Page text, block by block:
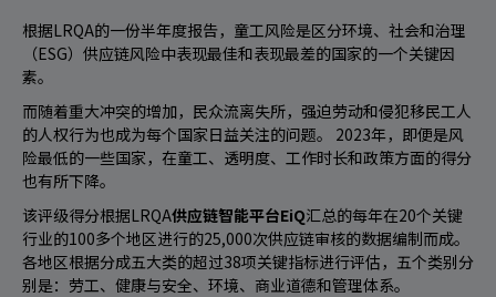
根据LRQA的一份半年度报告，童工风险是区分环境、社会和治理
（ESG）供应链风险中表现最佳和表现最差的国家的一个关键因
素。
而随着重大冲突的增加，民众流离失所，强迫劳动和侵犯移民工人
的人权行为也成为每个国家日益关注的问题。 2023年，即便是风
险最低的一些国家，在童工、透明度、工作时长和政策方面的得分
也有所下降。
该评级得分根据LRQA供应链智能平台EiQ汇总的每年在20个关键
行业的100多个地区进行的25,000次供应链审核的数据编制而成。
各地区根据分成五大类的超过38项关键指标进行评估，五个类别分
别是：劳工、健康与安全、环境、商业道德和管理体系。